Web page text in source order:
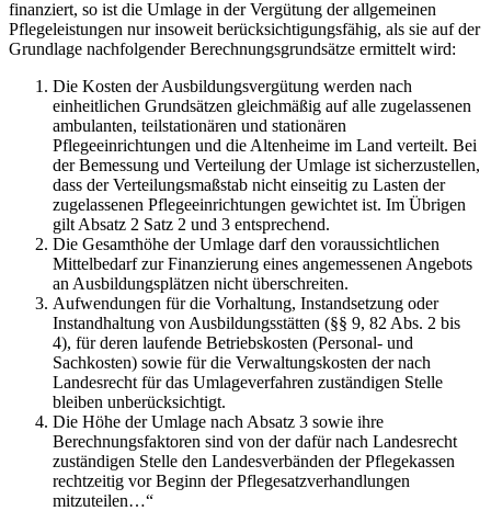
finanziert, so ist die Umlage in der Vergütung der allgemeinen
Pflegeleistungen nur insoweit berücksichtigungsfähig, als sie auf der
Grundlage nachfolgender Berechnungsgrundsätze ermittelt wird:
Die Kosten der Ausbildungsvergütung werden nach
einheitlichen Grundsätzen gleichmäßig auf alle zugelassenen
ambulanten, teilstationären und stationären
Pflegeeinrichtungen und die Altenheime im Land verteilt. Bei
der Bemessung und Verteilung der Umlage ist sicherzustellen,
dass der Verteilungsmaßstab nicht einseitig zu Lasten der
zugelassenen Pflegeeinrichtungen gewichtet ist. Im Übrigen
gilt Absatz 2 Satz 2 und 3 entsprechend.
Die Gesamthöhe der Umlage darf den voraussichtlichen
Mittelbedarf zur Finanzierung eines angemessenen Angebots
an Ausbildungsplätzen nicht überschreiten.
Aufwendungen für die Vorhaltung, Instandsetzung oder
Instandhaltung von Ausbildungsstätten (§§ 9, 82 Abs. 2 bis
4), für deren laufende Betriebskosten (Personal- und
Sachkosten) sowie für die Verwaltungskosten der nach
Landesrecht für das Umlageverfahren zuständigen Stelle
bleiben unberücksichtigt.
Die Höhe der Umlage nach Absatz 3 sowie ihre
Berechnungsfaktoren sind von der dafür nach Landesrecht
zuständigen Stelle den Landesverbänden der Pflegekassen
rechtzeitig vor Beginn der Pflegesatzverhandlungen
mitzuteilen…“